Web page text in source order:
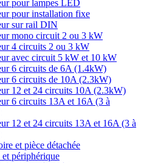
pour lampes LED
pour installation fixe
sur rail DIN
mono circuit 2 ou 3 kW
4 circuits 2 ou 3 kW
avec circuit 5 kW et 10 kW
6 circuits de 6A (1.4kW)
6 circuits de 10A (2.3kW)
12 et 24 circuits 10A (2.3kW)
6 circuits 13A et 16A (3 à
12 et 24 circuits 13A et 16A (3 à
et pièce détachée
périphérique